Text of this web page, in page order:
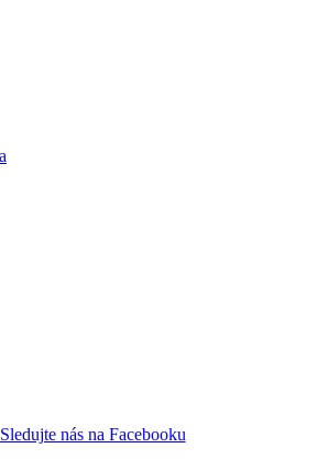
Sledujte nás na Facebooku